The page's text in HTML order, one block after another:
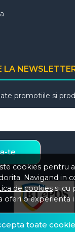
cookies pentru
Navigand in
de cookies si cu
oferi o experienta
toate
LA
promotiile si
te